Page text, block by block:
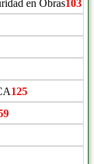
en Obras103
125